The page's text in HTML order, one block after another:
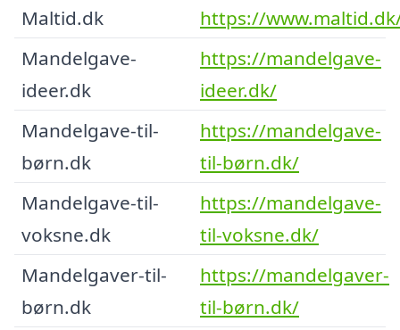
Maltid.dk
https://
Mandelgave-
ideer.dk
https://mandelgave-
ideer.dk/
Mandelgave-til-
børn.dk
https://mandelgave-
til-børn.dk/
Mandelgave-til-
voksne.dk
https://mandelgave-
til-voksne.dk/
Mandelgaver-til-
børn.dk
https://mandelgaver-
til-børn.dk/